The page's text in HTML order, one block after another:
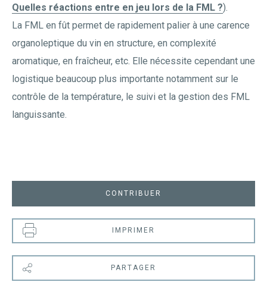
Quelles réactions entre en jeu lors de la FML ?).
La FML en fût permet de rapidement palier à une carence
organoleptique du vin en structure, en complexité
aromatique, en fraîcheur, etc. Elle nécessite cependant une
logistique beaucoup plus importante notamment sur le
contrôle de la température, le suivi et la gestion des FML
languissante.
CONTRIBUER
IMPRIMER
PARTAGER